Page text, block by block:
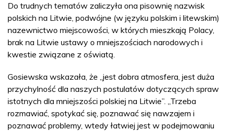
Do trudnych tematów zaliczyła ona pisownię nazwisk
polskich na Litwie, podwójne (w języku polskim i litewskim)
nazewnictwo miejscowości, w których mieszkają Polacy,
brak na Litwie ustawy o mniejszościach narodowych i
kwestie związane z oświatą.
Gosiewska wskazała, że „jest dobra atmosfera, jest duża
przychylność dla naszych postulatów dotyczących spraw
istotnych dla mniejszości polskiej na Litwie”. „Trzeba
rozmawiać, spotykać się, poznawać się nawzajem i
poznawać problemy, wtedy łatwiej jest w podejmowaniu